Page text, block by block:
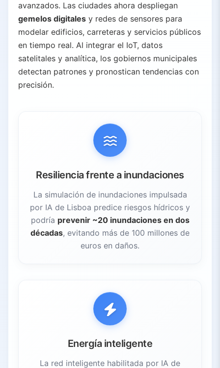
avanzados. Las ciudades ahora despliegan
gemelos digitales y redes de sensores para
modelar edificios, carreteras y servicios públicos
en tiempo real. Al integrar el IoT, datos
satelitales y analítica, los gobiernos municipales
detectan patrones y pronostican tendencias con
precisión.
Resiliencia frente a inundaciones
La simulación de inundaciones impulsada
por IA de Lisboa predice riesgos hídricos y
podría prevenir ~20 inundaciones en dos
décadas, evitando más de 100 millones de
euros en daños.
Energía inteligente
La red inteligente habilitada por IA de